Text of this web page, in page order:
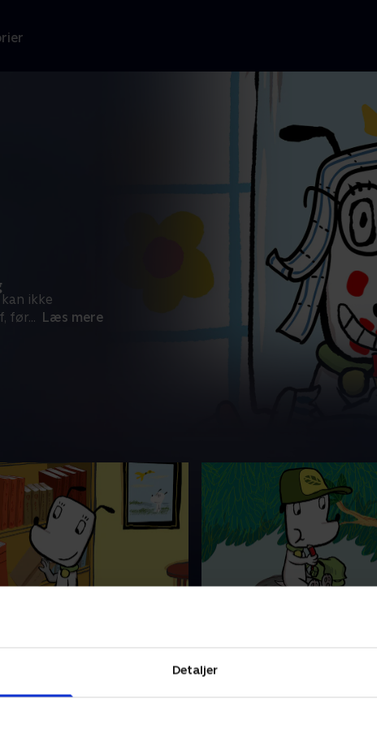
Detaljer
ikke
før... Læs mere
ikke, hvad Ib læser. Da
sig for, at det ikke gør
Bedstemor Rotte for at få